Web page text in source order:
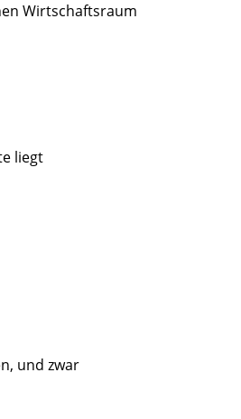
Wirtschaftsraum
liegt
, und zwar